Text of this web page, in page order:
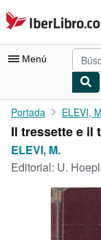
Pasar al contenido
IberLibro.com
Menú
Mi cuenta
Consultar mis
Cerrar sesión
Colecciones
Libros antiguos
Portada ELEVI,
Il tressette e il
ELEVI, M.
Editorial: U.